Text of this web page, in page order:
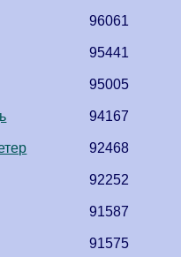
96061
95441
95005
94167
92468
92252
91587
91575